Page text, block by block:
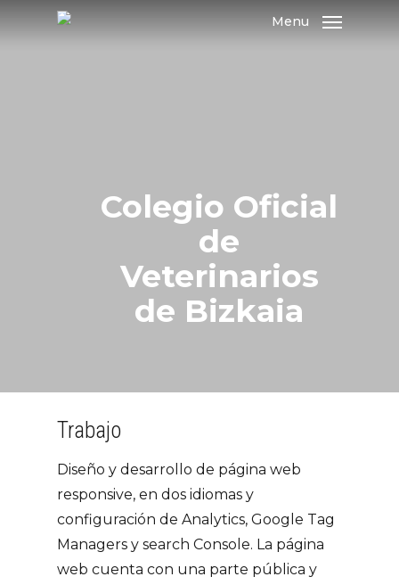
Menu
Colegio Oficial
de
Veterinarios
de Bizkaia
Trabajo
Diseño y desarrollo de página web
responsive, en dos idiomas y
configuración de Analytics, Google Tag
Managers y search Console. La página
web cuenta con una parte pública y